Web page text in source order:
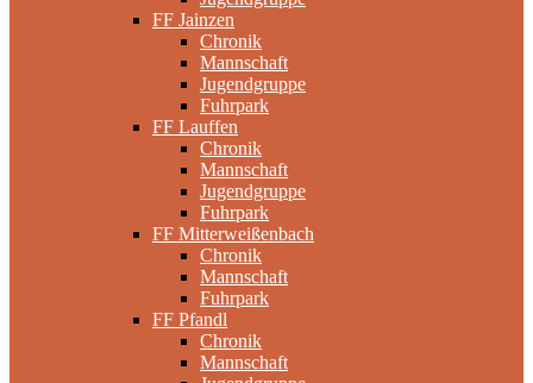
FF Jainzen
Chronik
Mannschaft
Jugendgruppe
Fuhrpark
FF Lauffen
Chronik
Mannschaft
Jugendgruppe
Fuhrpark
FF Mitterweißenbach
Chronik
Mannschaft
Fuhrpark
FF Pfandl
Chronik
Mannschaft